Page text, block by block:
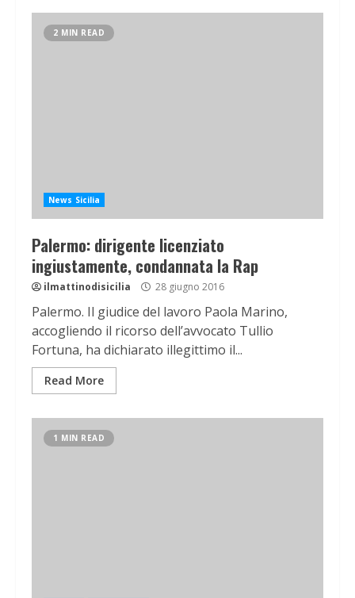
2 MIN READ
News Sicilia
Palermo: dirigente licenziato
ingiustamente, condannata la Rap
ilmattinodisicilia 28 giugno 2016
Palermo. Il giudice del lavoro Paola Marino,
accogliendo il ricorso dell’avvocato Tullio
Fortuna, ha dichiarato illegittimo il...
Read More
1 MIN READ